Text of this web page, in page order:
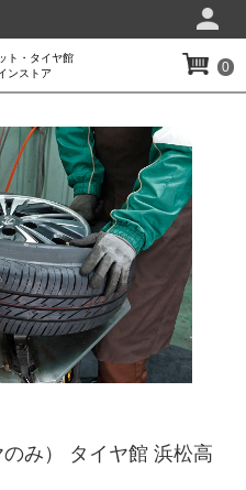
ト・タイヤ館
ンストア
0
み） タイヤ館 浜松高